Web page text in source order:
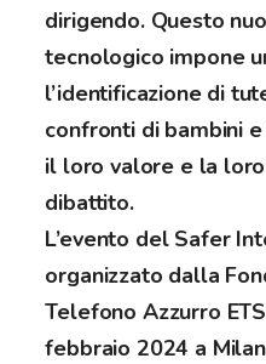
dirigendo. Questo
tecnologico impone
l’identificazione di
confronti di bambini
il loro valore e la
dibattito.
L’evento del Safer
organizzato dalla
Telefono Azzurro
febbraio 2024 a